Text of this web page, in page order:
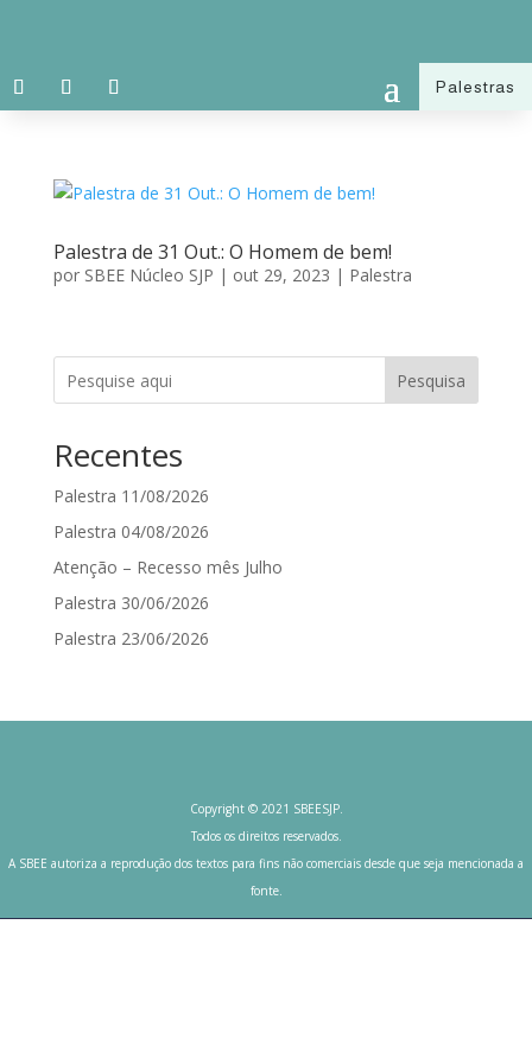
Palestras
Palestra de 31 Out.: O Homem de bem!
por SBEE Núcleo SJP | out 29, 2023 | Palestra
Pesquisa
Recentes
Palestra 11/08/2026
Palestra 04/08/2026
Atenção – Recesso mês Julho
Palestra 30/06/2026
Palestra 23/06/2026
Copyright © 2021 SBEESJP.
Todos os direitos reservados.
A SBEE autoriza a reprodução dos textos para fins não comerciais desde que seja mencionada a
fonte.